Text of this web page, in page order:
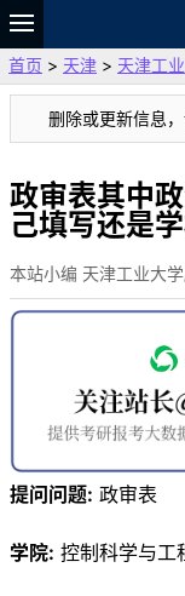
题库
故事
VIP
资料
首页 > 天津 > 天津工
删除或更新信息
政审表其中
己填写还是
本站小编 天津工业大
提问问题: 政审表
学院: 控制科学与工